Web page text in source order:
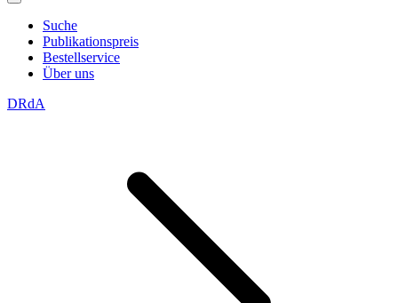
Suche
Publikationspreis
Bestellservice
Über uns
DRdA